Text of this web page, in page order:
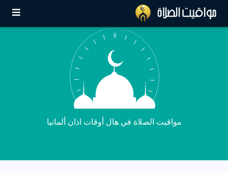
مواقيت الصلاة في هال أوقات اذان ألمانيا